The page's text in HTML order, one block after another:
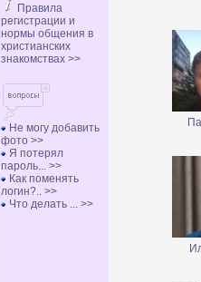
Правила
регистрации и
нормы общения в
христианских
знакомствах >>
Не могу добавить
фото >>
Я потерял
пароль... >>
Как поменять
логин?.. >>
Что делать ... >>